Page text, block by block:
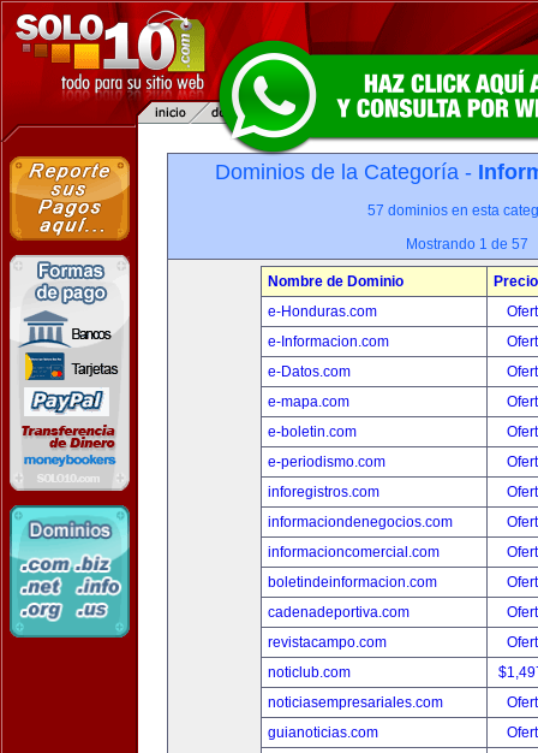
Dominios de la Categoría -
57 dominios en esta
Mostrando 1 de 57
Nombre de Dominio
Precio
e-Honduras.com
e-Informacion.com
e-Datos.com
e-mapa.com
e-boletin.com
e-periodismo.com
inforegistros.com
informaciondenegocios.com
informacioncomercial.com
boletindeinformacion.com
cadenadeportiva.com
revistacampo.com
noticlub.com
noticiasempresariales.com
guianoticias.com